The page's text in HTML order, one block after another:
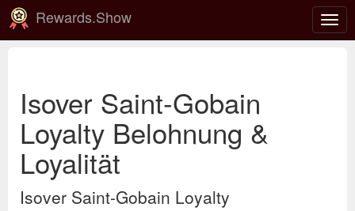
ein-/
Rewards.Show
Isover Saint-Gobain
Loyalty Belohnung &
Loyalität
Isover Saint-Gobain Loyalty